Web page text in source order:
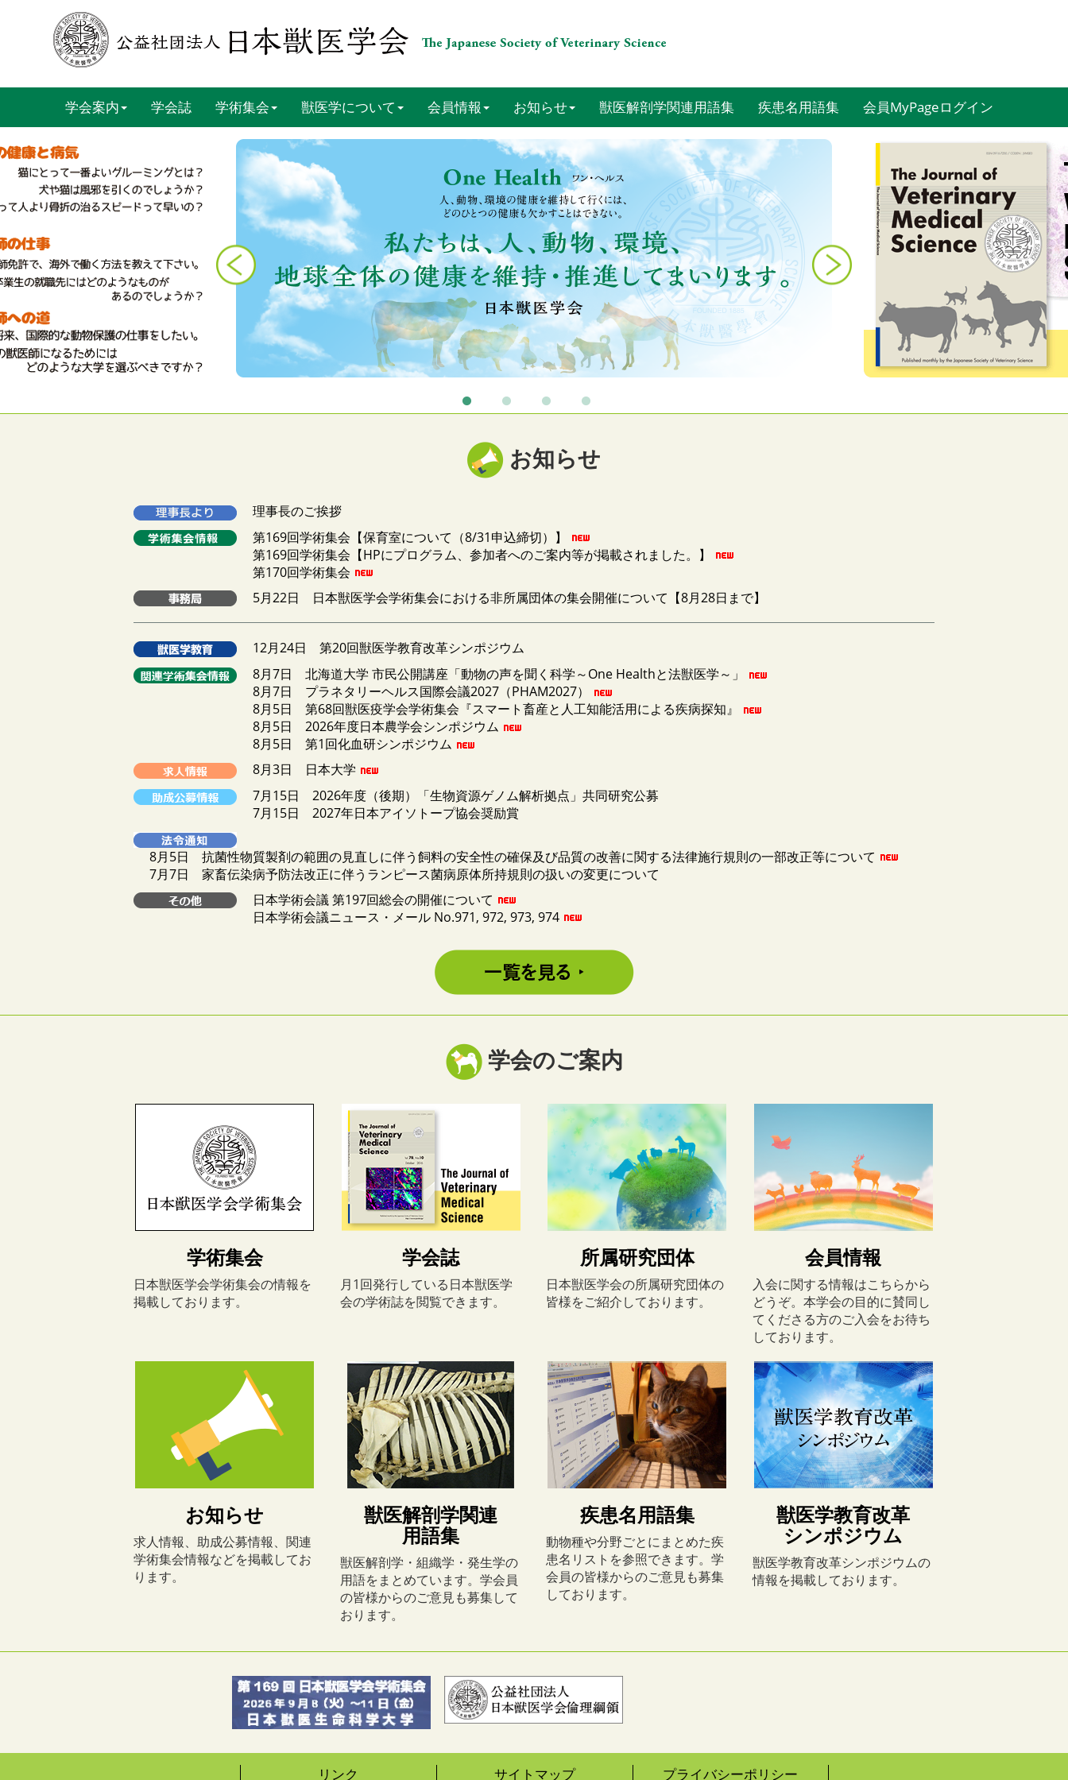
学会案内 学会誌 学術集会 獣医学について 会員情報 お知らせ 獣医解剖学関連用語集 疾患名用語集 会員MyPageログイン
お知らせ
理事長のご挨拶
第169回学術集会【保育室について（8/31申込締切）】
第169回学術集会【HPにプログラム、参加者へのご案内等が掲載されました。】
第170回学術集会
5月22日 日本獣医学会学術集会における非所属団体の集会開催について【8月28日まで】
12月24日 第20回獣医学教育改革シンポジウム
8月7日 北海道大学 市民公開講座「動物の声を聞く科学～One Healthと法獣医学～」
8月7日 プラネタリーヘルス国際会議2027（PHAM2027）
8月5日 第68回獣医疫学会学術集会『スマート畜産と人工知能活用による疾病探知』
8月5日 2026年度日本農学会シンポジウム
8月5日 第1回化血研シンポジウム
8月3日 日本大学
7月15日 2026年度（後期）「生物資源ゲノム解析拠点」共同研究公募
7月15日 2027年日本アイソトープ協会奨励賞
8月5日 抗菌性物質製剤の範囲の見直しに伴う飼料の安全性の確保及び品質の改善に関する法律施行規則の一部改正等について
7月7日 家畜伝染病予防法改正に伴うランピース菌病原体所持規則の扱いの変更について
日本学術会議 第197回総会の開催について
日本学術会議ニュース・メール No.971, 972, 973, 974
学会のご案内
学術集会
日本獣医学会学術集会の情報を
掲載しております。
学会誌
月1回発行している日本獣医学
会の学術誌を閲覧できます。
所属研究団体
日本獣医学会の所属研究団体の
皆様をご紹介しております。
会員情報
入会に関する情報はこちらから
どうぞ。本学会の目的に賛同し
てくださる方のご入会をお待ち
しております。
お知らせ
求人情報、助成公募情報、関連
学術集会情報などを掲載してお
ります。
獣医解剖学関連
用語集
獣医解剖学・組織学・発生学の
用語をまとめています。学会員
の皆様からのご意見も募集して
おります。
疾患名用語集
動物種や分野ごとにまとめた疾
患名リストを参照できます。学
会員の皆様からのご意見も募集
しております。
獣医学教育改革
シンポジウム
獣医学教育改革シンポジウムの
情報を掲載しております。
リンク サイトマップ プライバシーポリシー